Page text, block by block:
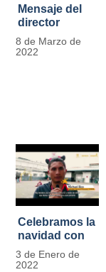
Mensaje del
director
Carlos Marín |
Día
8 de Marzo de
2022
Celebramos la
navidad con
los Niños y
Niñas de los
3 de Enero de
2022